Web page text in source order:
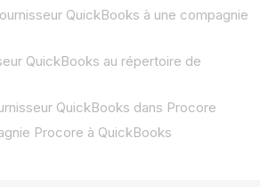
QuickBooks à une compagnie
QuickBooks au répertoire de
QuickBooks dans Procore
Procore à QuickBooks